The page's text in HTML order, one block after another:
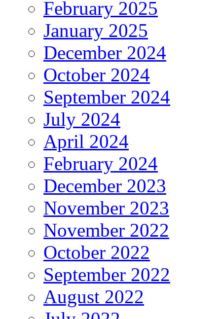
February 2025
January 2025
December 2024
October 2024
September 2024
July 2024
April 2024
February 2024
December 2023
November 2023
November 2022
October 2022
September 2022
August 2022